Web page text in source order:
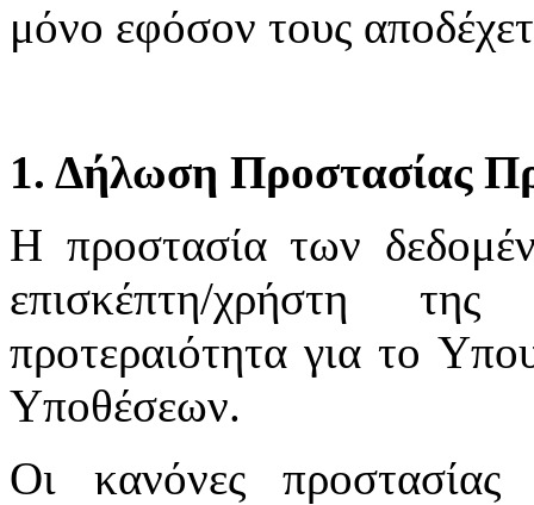
μόνο εφόσον τους
1. Δήλωση Προστασίας
H προστασία των
επισκέπτη/χρήστη
προτεραιότητα για το
Υποθέσεων.
Οι κανόνες